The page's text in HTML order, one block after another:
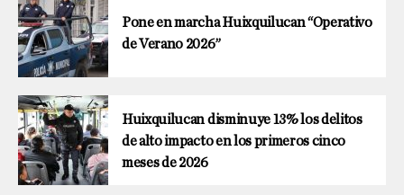
Pone en marcha Huixquilucan “Operativo
de Verano 2026”
Huixquilucan disminuye 13% los delitos
de alto impacto en los primeros cinco
meses de 2026